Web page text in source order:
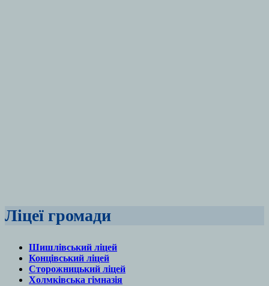
Ліцеї громади
Шишлівський ліцей
Концівський ліцей
Сторожницький ліцей
Холмківська гімназія